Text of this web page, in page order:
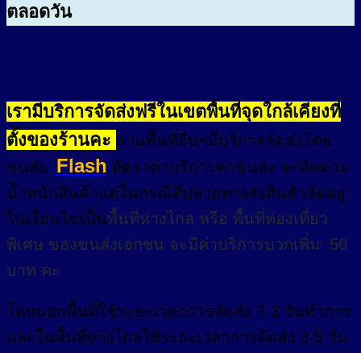
ตลอดวัน
เรามีบริการจัดส่งฟรีในเขตพื้นที่จุดใกล้เคียงที่
ตั้งของร้านคะ ส่วนพื้นที่อื่นๆมีบริการจัดส่งโดย
ขนส่ง Flash อัตราค่าบริการค่าขนส่ง จะคิดตาม
น้ำหนักสินค้าแต่ในกรณีที่ปลายทางส่งสินค้าจัดอยู่
ในเงื่อนไขเป็นพื้นที่ห่างไกล หรือ พื้นที่ท่องเที่ยว
พิเศษ ของขนส่งเอกชน จะมีค่าบริการบวกเพิ่ม 50
บาท คะ
โดยนอกพื้นที่ใช้ระยะเวลาการจัดส่ง 2-3 วันทำการ
และในพื้นที่ห่างไกลใช้ระยะเวลาการจัดส่ง 3-5 วัน